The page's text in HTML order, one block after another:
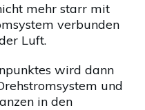
mehr starr mit
verbunden
Luft.
wird dann
und
in den